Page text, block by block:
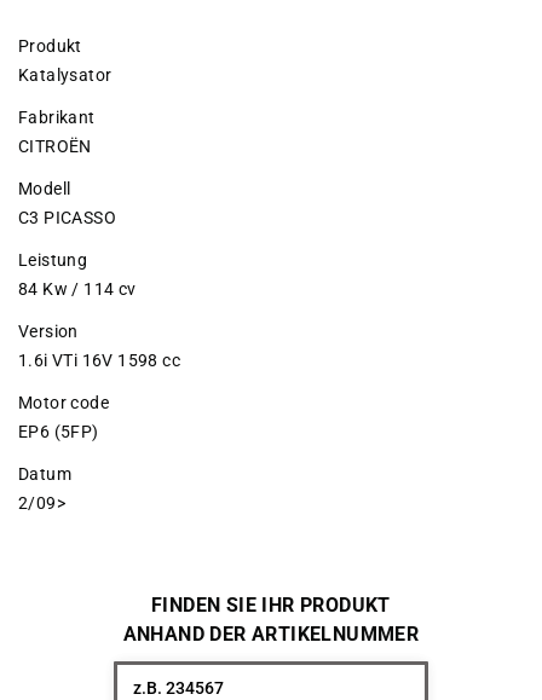
Produkt
Katalysator
Fabrikant
CITROËN
Modell
C3 PICASSO
Leistung
84 Kw / 114 cv
Version
1.6i VTi 16V 1598 cc
Motor code
EP6 (5FP)
Datum
2/09>
FINDEN SIE IHR PRODUKT
ANHAND DER ARTIKELNUMMER